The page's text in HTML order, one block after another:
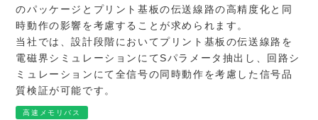
のパッケージとプリント基板の伝送線路の高精度化と同
時動作の影響を考慮することが求められます。
当社では、設計段階においてプリント基板の伝送線路を
電磁界シミュレーションにてSパラメータ抽出し、回路シ
ミュレーションにて全信号の同時動作を考慮した信号品
質検証が可能です。
高速メモリバス